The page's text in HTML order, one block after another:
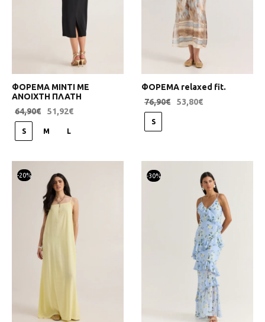
ΦΟΡΕΜΑ ΜΙΝΤΙ ΜΕ
ΑΝΟΙΧΤΗ ΠΛΑΤΗ
64,90€ 51,92€
S M L
ΦΟΡΕΜΑ relaxed fit.
76,90€ 53,80€
S
-20% -30%